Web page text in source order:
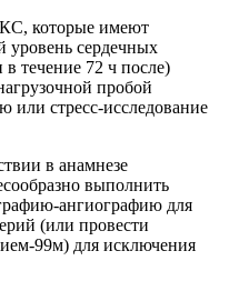
которые имеют
сердечных
течение 72 ч после)
пробой
или стресс-исследование
в анамнезе
выполнить
ангио­графию для
(или провести
99м) для исключения